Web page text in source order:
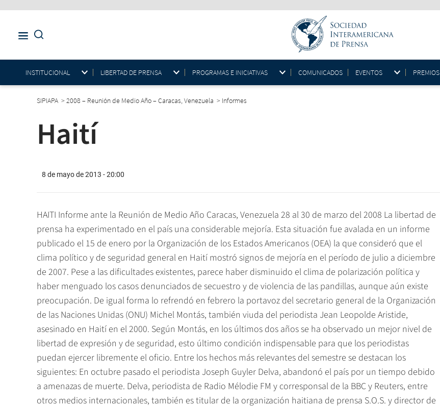
INSTITUCIONAL LIBERTAD DE PRENSA PROGRAMAS E INICIATIVAS COMUNICADOS EVENTOS PREMIOS
SIPIAPA >2008 – Reunión de Medio Año – Caracas, Venezuela > Informes
Haití
8 de mayo de 2013 - 20:00
HAITI Informe ante la Reunión de Medio Año Caracas, Venezuela 28 al 30 de marzo del 2008 La libertad de
prensa ha experimentado en el país una considerable mejoría. Esta situación fue avalada en un informe
publicado el 15 de enero por la Organización de los Estados Americanos (OEA) la que consideró que el
clima político y de seguridad general en Haití mostró signos de mejoría en el período de julio a diciembre
de 2007. Pese a las dificultades existentes, parece haber disminuido el clima de polarización política y
haber menguado los casos denunciados de secuestro y de violencia de las pandillas, aunque aún existe
preocupación. De igual forma lo refrendó en febrero la portavoz del secretario general de la Organización
de las Naciones Unidas (ONU) Michel Montás, también viuda del periodista Jean Leopolde Aristide,
asesinado en Haití en el 2000. Según Montás, en los últimos dos años se ha observado un mejor nivel de
libertad de expresión y de seguridad, esto último condición indispensable para que los periodistas
puedan ejercer libremente el oficio. Entre los hechos más relevantes del semestre se destacan los
siguientes: En octubre pasado el periodista Joseph Guyler Delva, abandonó el país por un tiempo debido
a amenazas de muerte. Delva, periodista de Radio Mélodie FM y corresponsal de la BBC y Reuters, entre
otros medios internacionales, también es titular de la organización haitiana de prensa S.O.S. y director de